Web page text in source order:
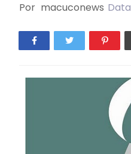
Por macuconews Data